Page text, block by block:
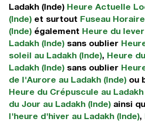
Ladakh (Inde) Heure Actuelle
(Inde)et surtout Fuseau
(Inde)également Heure du
Ladakh (Inde)sans oublier
soleil au Ladakh (Inde), Heure
Ladakh (Inde)sans oublier
de l'Aurore au Ladakh (Inde)ou
Heure du Crépuscule au Ladakh
du Jour au Ladakh (Inde)ainsi
l'heure d'hiver au Ladakh (Inde),